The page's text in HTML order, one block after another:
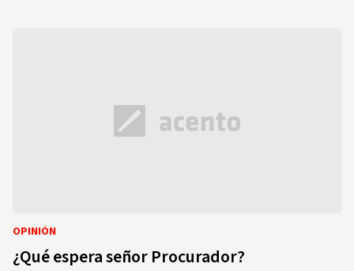
OPINIÓN
¿Qué espera señor Procurador?